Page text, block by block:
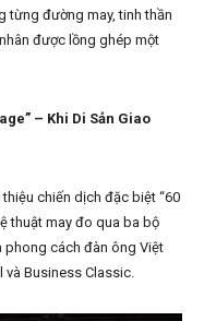
từng đường may, tinh thần
được lồng ghép một
– Khi Di Sản Giao
chiến dịch đặc biệt “60
thuật may đo qua ba bộ
phong cách đàn ông Việt
và Business Classic.